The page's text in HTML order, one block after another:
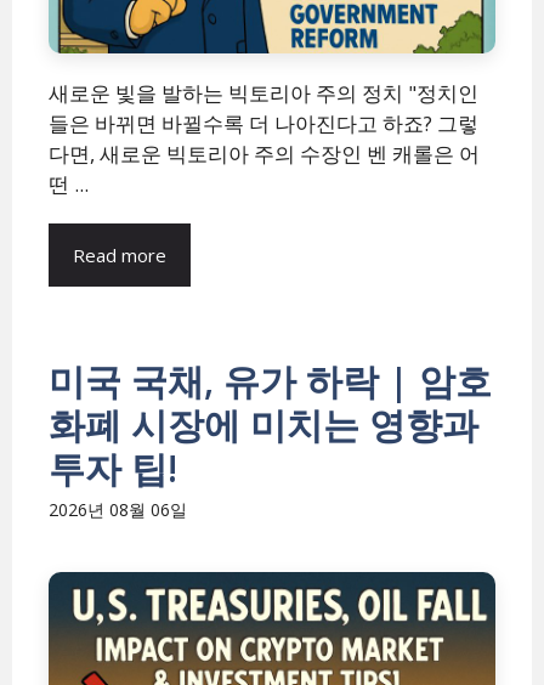
새로운 빛을 발하는 빅토리아 주의 정치 "정치인
들은 바뀌면 바뀔수록 더 나아진다고 하죠? 그렇
다면, 새로운 빅토리아 주의 수장인 벤 캐롤은 어
떤 ...
Read more
미국 국채, 유가 하락 | 암호
화폐 시장에 미치는 영향과
투자 팁!
2026년 08월 06일